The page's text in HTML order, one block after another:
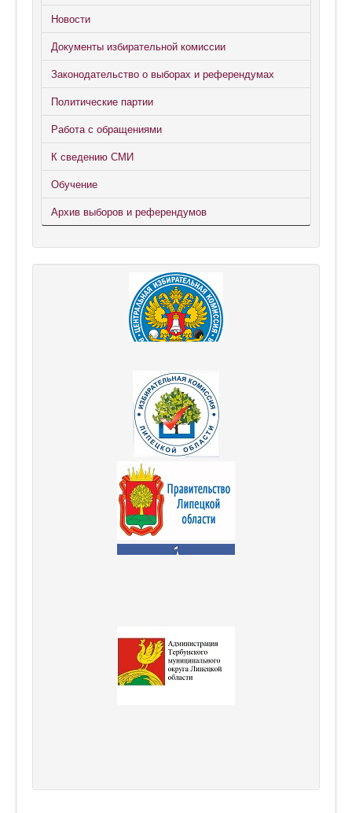
Новости
Документы избирательной комиссии
Законодательство о выборах и референдумах
Политические партии
Работа с обращениями
К сведению СМИ
Обучение
Архив выборов и референдумов